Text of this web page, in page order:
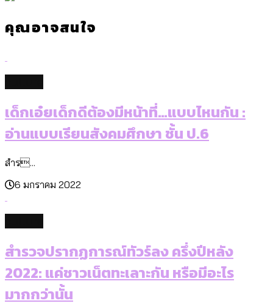
[ข้อมูลดิบ]
คุณอาจสนใจ
เด็กเอ๋ยเด็กดีต้องมีหน้าที่…แบบไหนกัน :
อ่านแบบเรียนสังคมศึกษา ชั้น ป.6
สำร...
6 มกราคม 2022
สำรวจปรากฏการณ์ทัวร์ลง ครึ่งปีหลัง
2022: แค่ชาวเน็ตทะเลาะกัน หรือมีอะไร
มากกว่านั้น